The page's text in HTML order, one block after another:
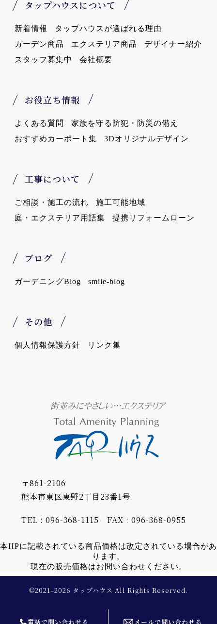
タップハウスについて
新着情報
タップハウスが選ばれる理由
ガーデン商品
エクステリア商品
デザイナー紹介
スタッフ募集中
会社概要
お役立ち情報
よくある質問
家族を守る防犯・防災の備え
おすすめカーポート集
3Dオリジナルデザイン
工事について
ご相談・施工の流れ
施工可能地域
庭・エクステリア用語集
提携リフォームローン
ブログ
ガーデニングBlog smile-blog
その他
個人情報保護方針 リンク集
〒861-2106
熊本市東区東野2丁目23番1号
TEL : 096-368-1115 FAX : 096-368-0955
本HPに記載されている商品価格は改定されている場合があ
ります。
現在の販売価格はお問い合わせください。
©2021–2026 タップハウス All Rights Reserved.
電話で問い合わせる メールで問い合わせる